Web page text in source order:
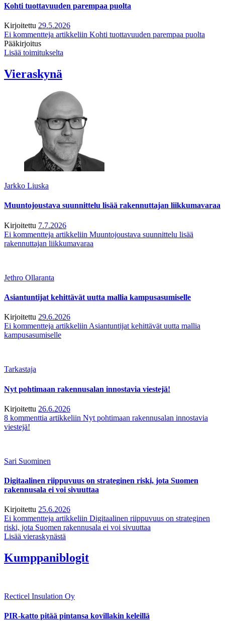
Kohti tuottavuuden parempaa puolta
Kirjoitettu 29.5.2026
Ei kommentteja artikkeliin Kohti tuottavuuden parempaa puolta
Pääkirjoitus
Lisää toimitukselta
Vieraskynä
Jarkko Liuska
Muuntojoustava suunnittelu lisää rakennuttajan liikkumavaraa
Kirjoitettu 7.7.2026
Ei kommentteja artikkeliin Muuntojoustava suunnittelu lisää
rakennuttajan liikkumavaraa
Jethro Ollaranta
Asiantuntijat kehittävät uutta mallia kampusasumiselle
Kirjoitettu 29.6.2026
Ei kommentteja artikkeliin Asiantuntijat kehittävät uutta mallia
kampusasumiselle
Tarkastaja
Nyt pohtimaan rakennusalan innostavia viestejä!
Kirjoitettu 26.6.2026
8 kommenttia artikkeliin Nyt pohtimaan rakennusalan innostavia
viestejä!
Sari Suominen
Digitaalinen riippuvuus on strateginen riski, jota Suomen
rakennusala ei voi sivuuttaa
Kirjoitettu 25.6.2026
Ei kommentteja artikkeliin Digitaalinen riippuvuus on strateginen
riski, jota Suomen rakennusala ei voi sivuuttaa
Lisää vieraskynästä
Kumppaniblogit
Recticel Insulation Oy
PIR-katto pitää pintansa kovillakin keleillä